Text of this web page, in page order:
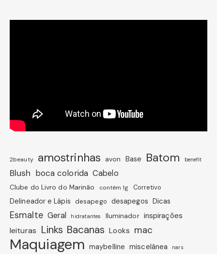
2beauty amostrinhas avon Base Batom benefit
Blush boca colorida Cabelo
Clube do Livro do Marinão contém 1g Corretivo
Delineador e Lápis desapego desapegos Dicas
Esmalte Geral hidratantes Iluminador inspirações
leituras Links Bacanas Looks mac
Maquiagem maybelline miscelânea nars